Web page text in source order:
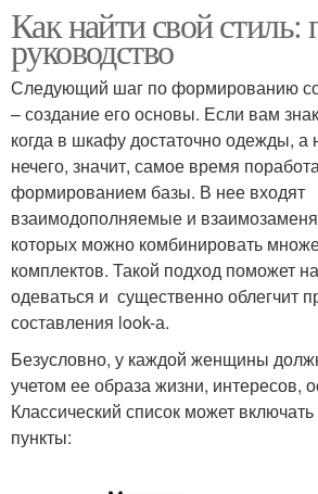
Как найти свой стиль:
руководство
Следующий шаг по формированию
– создание его основы. Если вам
когда в шкафу достаточно одежды, а
нечего, значит, самое время
формированием базы. В нее входят
взаимодополняемые и
которых можно комбинировать
комплектов. Такой подход поможет
одеваться и существенно облегчит
составления look-а.
Безусловно, у каждой женщины
учетом ее образа жизни, интересов,
Классический список может
пункты: